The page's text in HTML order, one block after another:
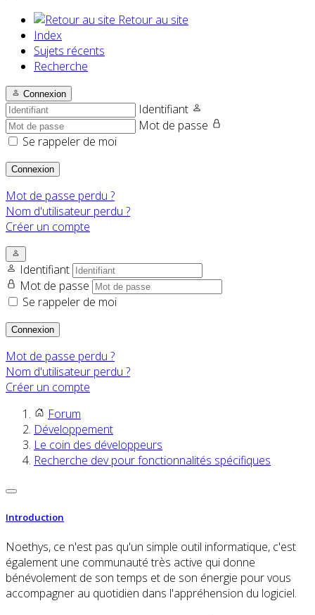
Retour au site
Index
Sujets récents
Recherche
Connexion
Identifiant
Mot de passe
Se rappeler de moi
Connexion
Mot de passe perdu ?
Nom d'utilisateur perdu ?
Créer un compte
Identifiant
Mot de passe
Se rappeler de moi
Connexion
Mot de passe perdu ?
Nom d'utilisateur perdu ?
Créer un compte
Forum
Développement
Le coin des développeurs
Recherche dev pour fonctionnalités spécifiques
Introduction
Noethys, ce n'est pas qu'un simple outil informatique, c'est
également une communauté très active qui donne
bénévolement de son temps et de son énergie pour vous
accompagner au quotidien dans l'appréhension du logiciel.